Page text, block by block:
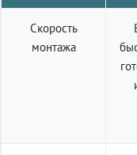
Скорость
монтажа